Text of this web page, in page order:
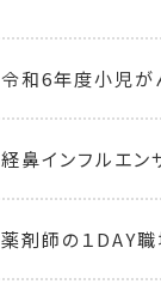
令和6年度小児が
経鼻インフルエン
薬剤師の１DAY